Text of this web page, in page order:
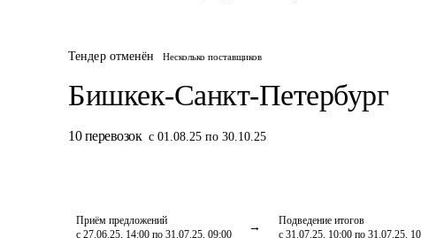
Тендер отменён Несколько поставщиков
Бишкек-Санкт-Петербург
10 перевозок с 01.08.25 по 30.10.25
Приём предложений
с 27.06.25, 14:00 по 31.07.25, 09:00
Подведение итогов
с 31.07.25, 10:00 по 31.07.25,